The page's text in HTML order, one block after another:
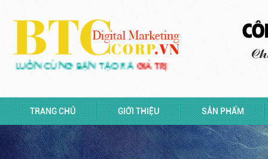
LUÔN CÙNG BẠN TẠO RAGIÁ TRỊ
TRANG CHỦ GIỚI THIỆU SẢN PHẨM